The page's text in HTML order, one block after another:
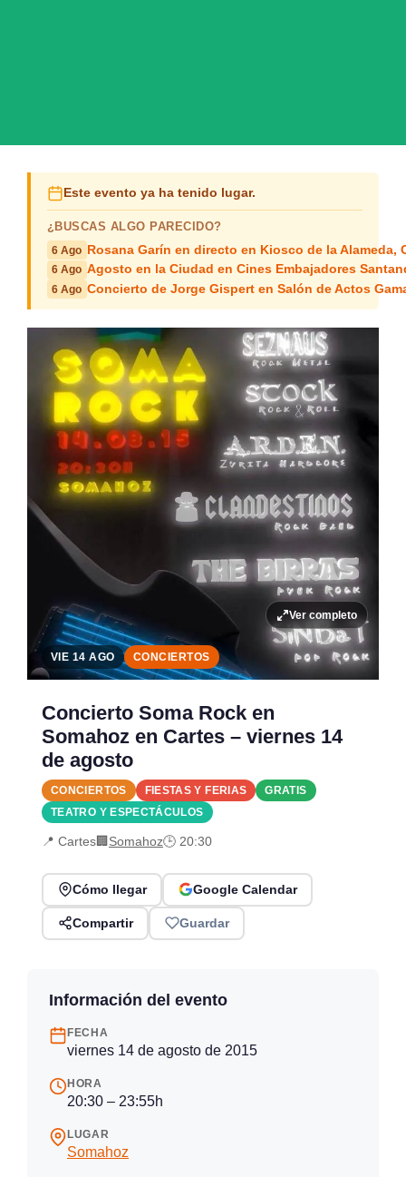
Este evento ya ha tenido lugar.
¿BUSCAS ALGO PARECIDO?
6 Ago Rosana Garín en directo en Kiosco de la Alameda,
6 Ago Agosto en la Ciudad en Cines Embajadores
6 Ago Concierto de Jorge Gispert en Salón de Actos
Ver completo
VIE 14 AGO CONCIERTOS
Concierto Soma Rock en
Somahoz en Cartes – viernes 14
de agosto
CONCIERTOS FIESTAS Y FERIAS
GRATIS
TEATRO Y ESPECTÁCULOS
📍 Cartes🏢 Somahoz🕒 20:30
Cómo llegar Google Calendar
Compartir Guardar
Información del evento
FECHA
viernes 14 de agosto de 2015
HORA
20:30 – 23:55h
LUGAR
Somahoz